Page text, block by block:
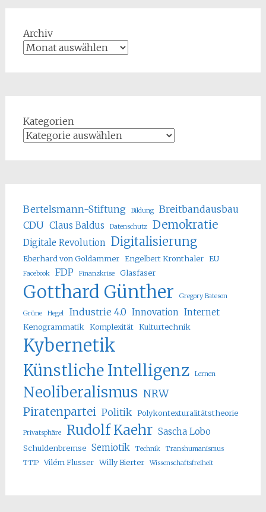
Archiv
Kategorien
Bertelsmann-Stiftung Bildung
Breitbandausbau
CDU Claus Baldus Datenschutz Demokratie
Digitale Revolution Digitalisierung
Eberhard von Goldammer Engelbert Kronthaler EU
Facebook FDP Finanzkrise Glasfaser
Gotthard Günther Gregory Bateson
Grüne Hegel Industrie 4.0 Innovation Internet
Kenogrammatik Komplexität Kulturtechnik
Kybernetik
Künstliche Intelligenz Lernen
Neoliberalismus NRW
Piratenpartei Politik Polykontexturalitätstheorie
Privatsphäre Rudolf Kaehr Sascha Lobo
Schuldenbremse Semiotik Technik
Transhumanismus
TTIP
Vilém Flusser Willy Bierter Wissenschaftsfreiheit